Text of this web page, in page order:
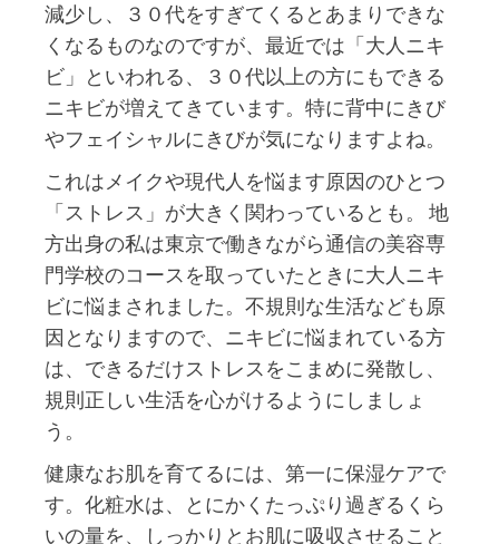
減少し、３０代をすぎてくるとあまりできな
くなるものなのですが、最近では「大人ニキ
ビ」といわれる、３０代以上の方にもできる
ニキビが増えてきています。特に背中にきび
やフェイシャルにきびが気になりますよね。
これはメイクや現代人を悩ます原因のひとつ
「ストレス」が大きく関わっているとも。 地
方出身の私は東京で働きながら通信の美容専
門学校のコースを取っていたときに大人ニキ
ビに悩まされました。不規則な生活なども原
因となりますので、ニキビに悩まれている方
は、できるだけストレスをこまめに発散し、
規則正しい生活を心がけるようにしましょ
う。
健康なお肌を育てるには、第一に保湿ケアで
す。化粧水は、とにかくたっぷり過ぎるくら
いの量を、しっかりとお肌に吸収させること